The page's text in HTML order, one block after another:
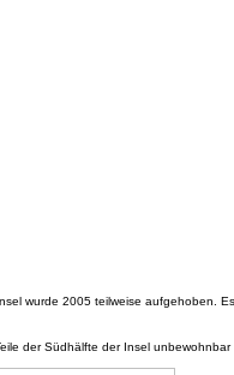
wurde 2005 teilweise aufgehoben.
der Südhälfte der Insel unbewohnbar